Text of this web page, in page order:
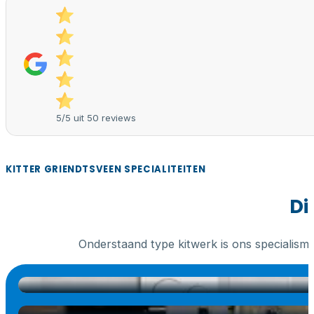
5/5 uit 50 reviews
KITTER GRIENDTSVEEN SPECIALITEITEN
Onderstaand type kitwerk is ons